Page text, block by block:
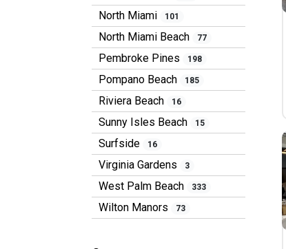
North Miami 101
North Miami Beach 77
Pembroke Pines 198
Pompano Beach 185
Riviera Beach 16
Sunny Isles Beach 15
Surfside 16
Virginia Gardens 3
West Palm Beach 333
Wilton Manors 73